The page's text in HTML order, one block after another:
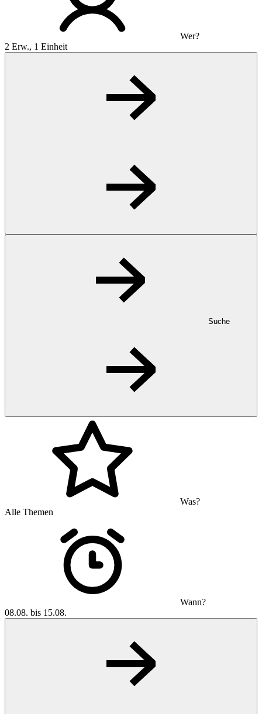
Wer?
2 Erw., 1 Einheit
Suche
Was?
Alle Themen
Wann?
08.08. bis 15.08.